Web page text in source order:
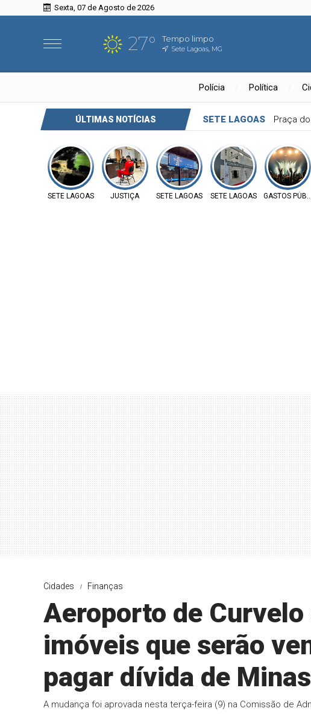
Sexta, 07 de Agosto de 2026
27° Tempo limpo
Sete Lagoas, MG
Polícia Política
ÚLTIMAS NOTÍCIAS SETE LAGOAS Praça
SETE LAGOAS JUSTIÇA SETE LAGOAS SETE LAGOAS GASTOS
Cidades Finanças
Aeroporto de
imóveis que serão
pagar dívida de Minas
A mudança foi aprovada nesta terça-feira (9) na Comissão de